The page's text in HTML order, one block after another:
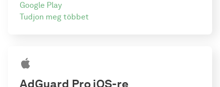
Tudjon meg többet
Google Play
AdGuard ProiOS-re